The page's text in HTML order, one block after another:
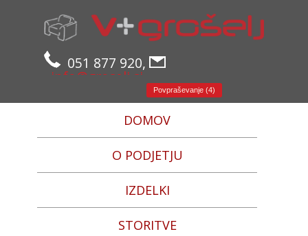
051 877 920,
info@groselj.si
Povpraševanje (4)
DOMOV
O PODJETJU
IZDELKI
STORITVE